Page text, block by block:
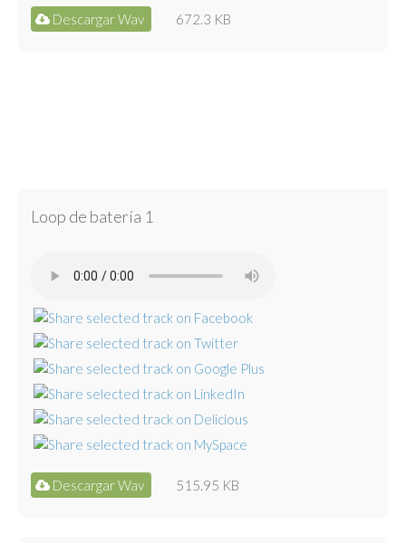
Descargar Wav 672.3 KB
Loop de batería 1
Descargar Wav 515.95 KB